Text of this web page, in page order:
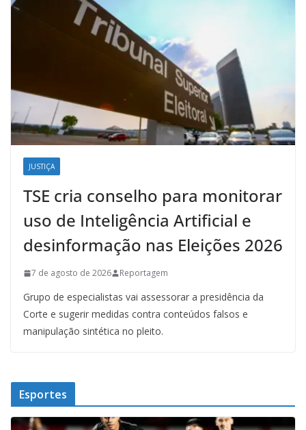
JUSTIÇA
TSE cria conselho para monitorar
uso de Inteligência Artificial e
desinformação nas Eleições 2026
7 de agosto de 2026 Reportagem
Grupo de especialistas vai assessorar a presidência da
Corte e sugerir medidas contra conteúdos falsos e
manipulação sintética no pleito.
Esportes